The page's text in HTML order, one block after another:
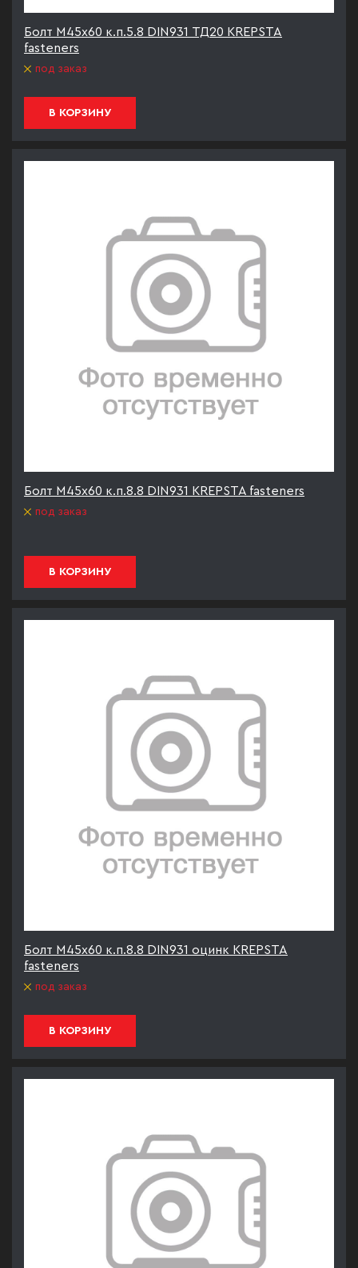
Болт М45х60 к.п.5.8 DIN931 ТД20 KREPSTA
fasteners
под заказ
В КОРЗИНУ
Болт М45х60 к.п.8.8 DIN931 KREPSTA fasteners
под заказ
В КОРЗИНУ
Болт М45х60 к.п.8.8 DIN931 оцинк KREPSTA
fasteners
под заказ
В КОРЗИНУ